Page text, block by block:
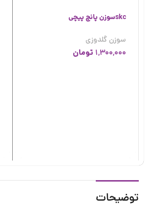
skcسوزن پانچ پیچی
سوزن گلدوزی
1,300,000 تومان
توضیحات